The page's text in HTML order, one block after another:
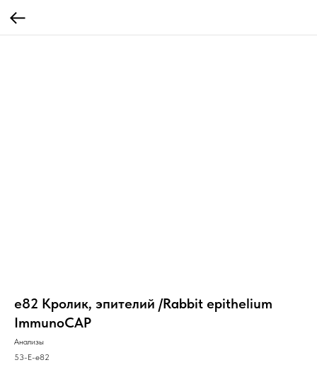
e82 Кролик, эпителий /Rabbit epithelium
ImmunoCAP
Анализы
53-E-e82